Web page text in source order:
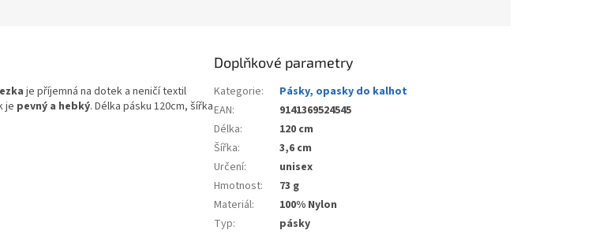
je příjemná na dotek a neničí textil
je pevný a hebký. Délka pásku 120cm, šířka
Doplňkové parametry
Kategorie:
Pásky, opasky do kalhot
EAN:
9141369524545
Délka:
120 cm
Šířka:
3,6 cm
Určení:
unisex
Hmotnost:
73 g
Materiál:
100% Nylon
Typ: pásky